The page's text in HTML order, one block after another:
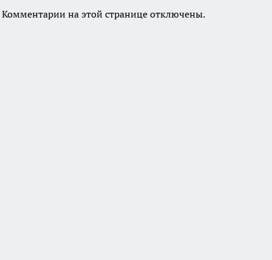
Комментарии на этой странице отключены.